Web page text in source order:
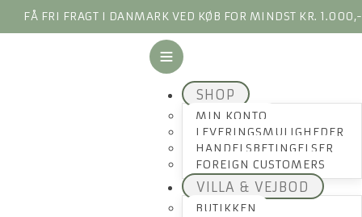
FÅ FRI FRAGT I DANMARK VED KØB FOR MINDST KR. 1.000,-
SHOP
MIN KONTO
LEVERINGSMULIGHEDER
HANDELSBETINGELSER
FOREIGN CUSTOMERS
VILLA & VEJBOD
BUTIKKEN